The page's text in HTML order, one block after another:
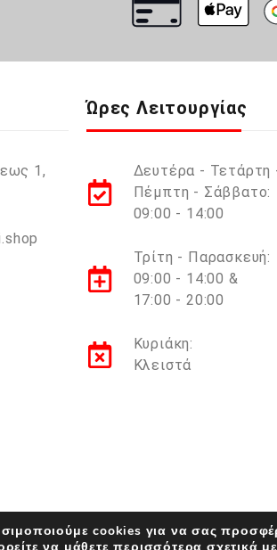
1,
Ώρες Λειτουργίας
Δευτέρα - Τετάρτη
Πέμπτη - Σάββατο:
09:00 - 14:00
Τρίτη - Παρασκευή:
09:00 - 14:00 &
17:00 - 20:00
Κυριάκη:
Κλειστά
cookies για να σας